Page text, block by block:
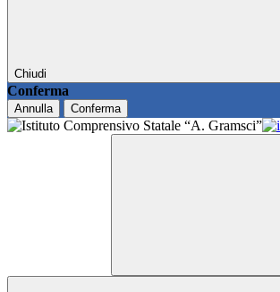
Chiudi
Conferma
Annulla Conferma